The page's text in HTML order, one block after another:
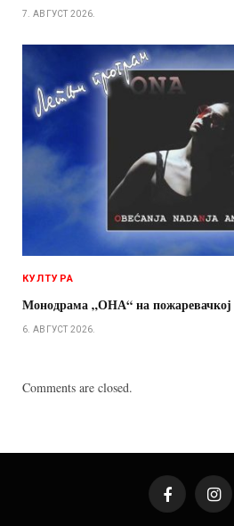
7. АВГУСТ 2026.
КУЛТУРА
Монодрама „ОНА“ на пожаревачкој
6. АВГУСТ 2026.
Comments are closed.
Facebook